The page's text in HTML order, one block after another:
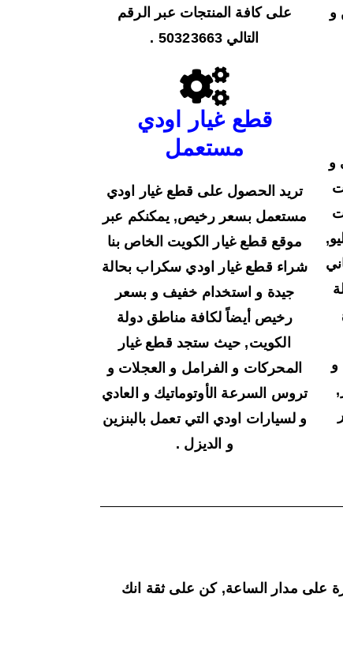
و
على كافة المنتجات عبر الرقم
التالي 50323663 .
و
و
قطع غيار اودي
مستعمل
تريد الحصول على قطع غيار اودي
مستعمل بسعر رخيص, يمكنكم عبر
موقع قطع غيار الكويت الخاص بنا
شراء قطع غيار اودي سكراب بحالة
جيدة و استخدام خفيف و بسعر
رخيص أيضاً لكافة مناطق دولة
الكويت, حيث ستجد قطع غيار
المحركات و الفرامل و العجلات و
تروس السرعة الأوتوماتيك و العادي
و لسيارات اودي التي تعمل بالبنزين
و الديزل .
على مدار الساعة, كن على ثقة انك